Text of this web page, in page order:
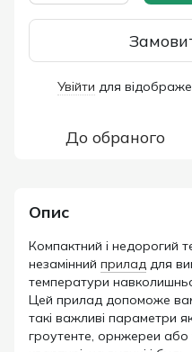
Увійти для
До обраного
Опис
Компактний і недорогий
незамінний прилад для
температури
Цей прилад допоможе
такі важливі параметри
гроутенте, орнжереи або